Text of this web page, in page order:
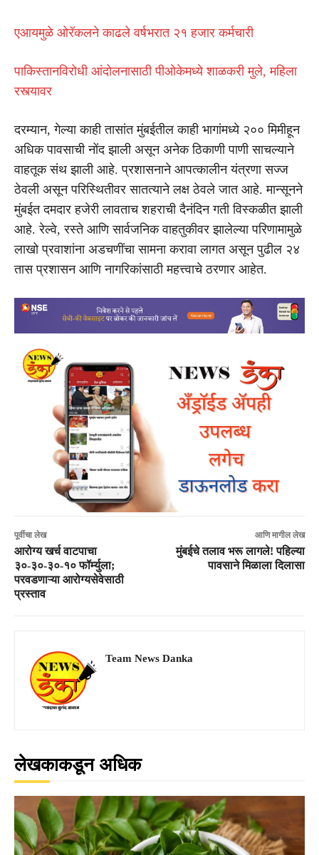
एआयमुळे ओरॅकलने काढले वर्षभरात २१ हजार कर्मचारी
पाकिस्तानविरोधी आंदोलनासाठी पीओकेमध्ये शाळकरी मुले, महिला
रस्त्यावर
दरम्यान, गेल्या काही तासांत मुंबईतील काही भागांमध्ये २०० मिमीहून
अधिक पावसाची नोंद झाली असून अनेक ठिकाणी पाणी साचल्याने
वाहतूक संथ झाली आहे. प्रशासनाने आपत्कालीन यंत्रणा सज्ज
ठेवली असून परिस्थितीवर सातत्याने लक्ष ठेवले जात आहे. मान्सूनने
मुंबईत दमदार हजेरी लावताच शहराची दैनंदिन गती विस्कळीत झाली
आहे. रेल्वे, रस्ते आणि सार्वजनिक वाहतुकीवर झालेल्या परिणामामुळे
लाखो प्रवाशांना अडचणींचा सामना करावा लागत असून पुढील २४
तास प्रशासन आणि नागरिकांसाठी महत्त्वाचे ठरणार आहेत.
पूर्वीचा लेख
आरोग्य खर्च वाटपाचा
३०-३०-३०-१० फॉर्म्युला;
परवडणाऱ्या आरोग्यसेवेसाठी
प्रस्ताव
आणि मागील लेख
मुंबईचे तलाव भरू लागले! पहिल्या
पावसाने मिळाला दिलासा
Team News Danka
लेखकाकडून अधिक